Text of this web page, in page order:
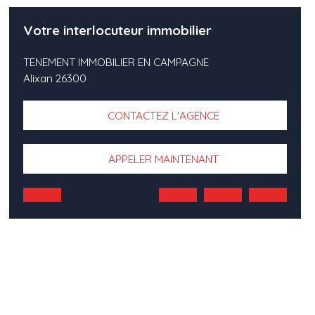
Votre interlocuteur immobilier
TENEMENT IMMOBILIER EN CAMPAGNE
Alixan 26300
CONTACTEZ L'AGENCE
APPELER MAINTENANT